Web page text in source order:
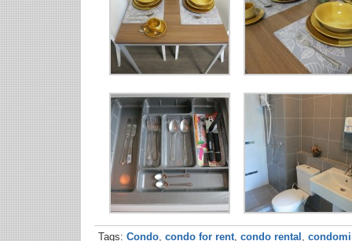
Tags: Condo, condo for rent, condo rental ,